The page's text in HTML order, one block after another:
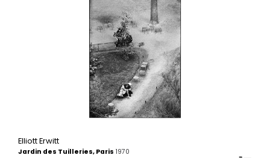
Elliott Erwitt
Jardin des Tuilleries, Paris 1970